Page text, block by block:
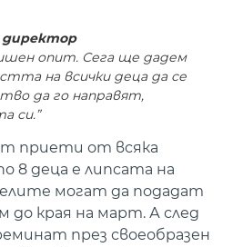
директор
опит. Сега ще дадем
на всички деца да се
да го направят,
си.”
приети от всяка
8 деца е липсата на
могат да подадат
до края на март. А след
през своеобразен